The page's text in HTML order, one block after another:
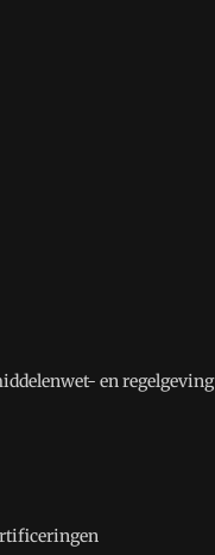
en regelgeving